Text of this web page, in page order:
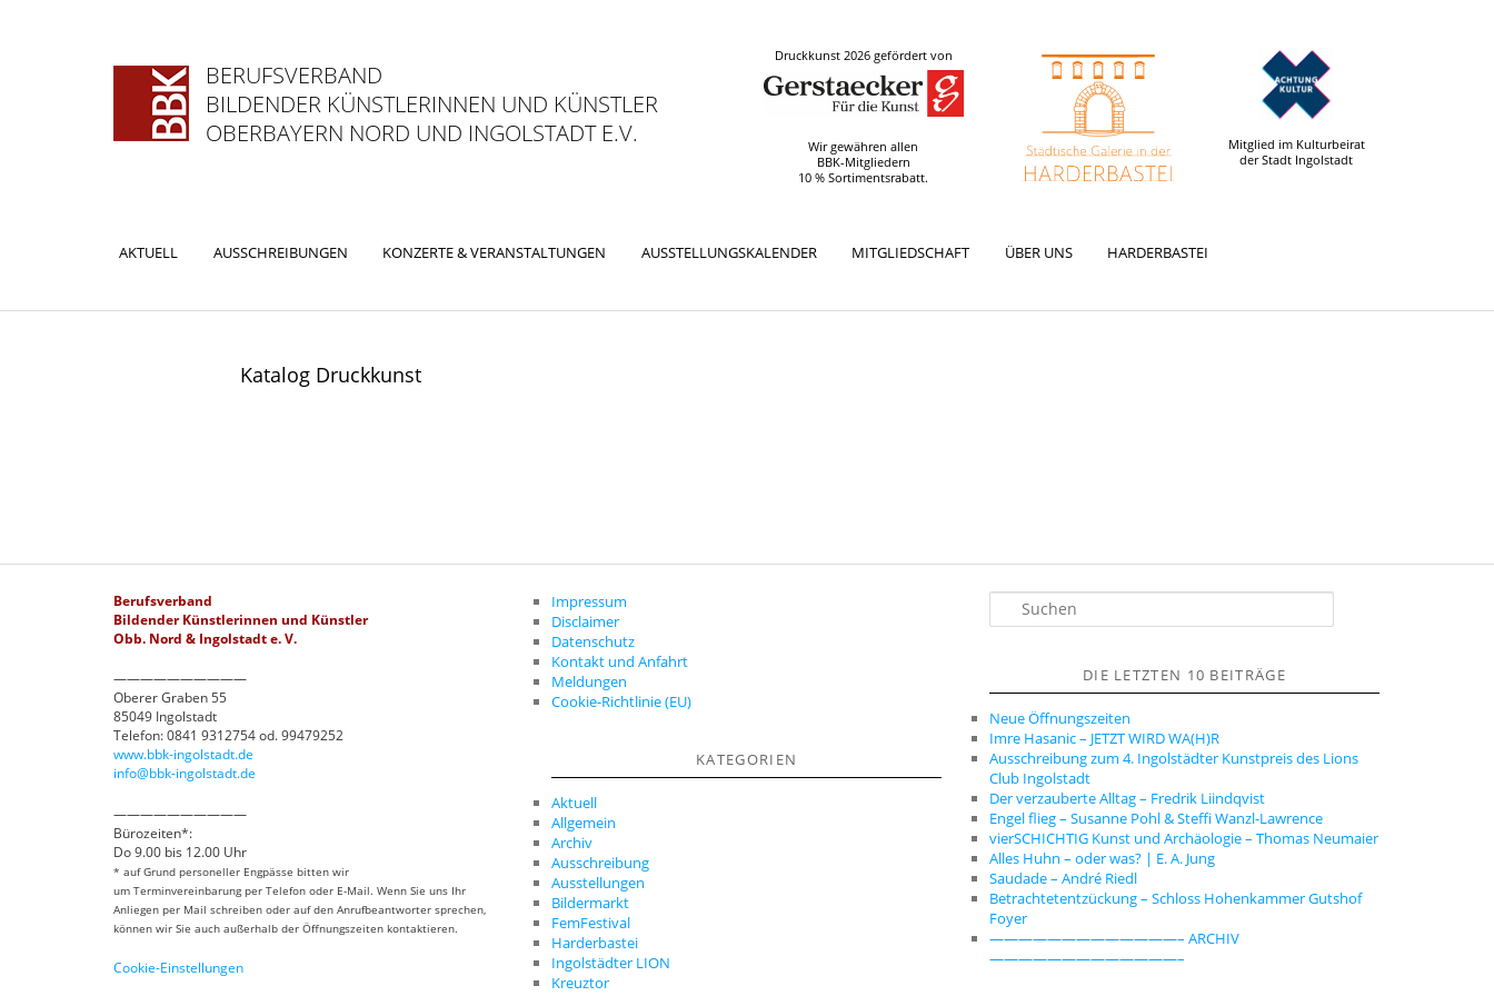
BERUFSVERBAND
BILDENDER KÜNSTLERINNEN UND KÜNSTLER
OBERBAYERN NORD UND INGOLSTADT E.V.
Druckkunst 2026 gefördert von
Wir gewähren allen
BBK-Mitgliedern
10 % Sortimentsrabatt.
Mitglied im Kulturbeirat
der Stadt Ingolstadt
ZUM
PRIMÄREN
ZUM
SEKUNDÄREN
AKTUELL AUSSCHREIBUNGEN KONZERTE & VERANSTALTUNGEN AUSSTELLUNGSKALENDER MITGLIEDSCHAFT ÜBER UNS HARDERBASTEI
Katalog Druckkunst
Berufsverband
Bildender Künstlerinnen und Künstler
Obb. Nord & Ingolstadt e. V.
——————————
Oberer Graben 55
85049 Ingolstadt
Telefon: 0841 9312754 od. 99479252
www.bbk-ingolstadt.de
info@bbk-ingolstadt.de
——————————
Bürozeiten*:
Do 9.00 bis 12.00 Uhr
* auf Grund personeller Engpässe bitten wir
um Terminvereinbarung per Telefon oder E-Mail. Wenn Sie uns Ihr
Anliegen per Mail schreiben oder auf den Anrufbeantworter sprechen,
können wir Sie auch außerhalb der Öffnungszeiten kontaktieren.
Cookie-Einstellungen
Impressum
Disclaimer
Datenschutz
Kontakt und Anfahrt
Meldungen
Cookie-Richtlinie (EU)
KATEGORIEN
Aktuell
Allgemein
Archiv
Ausschreibung
Ausstellungen
Bildermarkt
FemFestival
Harderbastei
Ingolstädter LION
Kreuztor
n
DIE LETZTEN 10 BEITRÄGE
Neue Öffnungszeiten
Imre Hasanic – JETZT WIRD WA(H)R
Ausschreibung zum 4. Ingolstädter Kunstpreis des Lions
Club Ingolstadt
Der verzauberte Alltag – Fredrik Liindqvist
Engel flieg – Susanne Pohl & Steffi Wanzl-Lawrence
vierSCHICHTIG Kunst und Archäologie – Thomas Neumaier
Alles Huhn – oder was? | E. A. Jung
Saudade – André Riedl
Betrachtetentzückung – Schloss Hohenkammer Gutshof
Foyer
—————————————– ARCHIV
—————————————–